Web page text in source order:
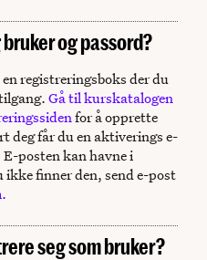
og passord?
registreringsboks der du
Gå til kurskatalogen
for å opprette
deg får du en aktiverings e-
posten kan havne i
ikke finner den, send e-post
seg som bruker?